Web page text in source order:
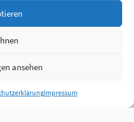
ansehen
Impressum